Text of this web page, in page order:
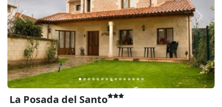
Anterior
La Posada del Santo